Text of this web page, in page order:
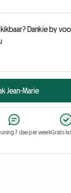
Jean-Marie
7 dae per weekGratis